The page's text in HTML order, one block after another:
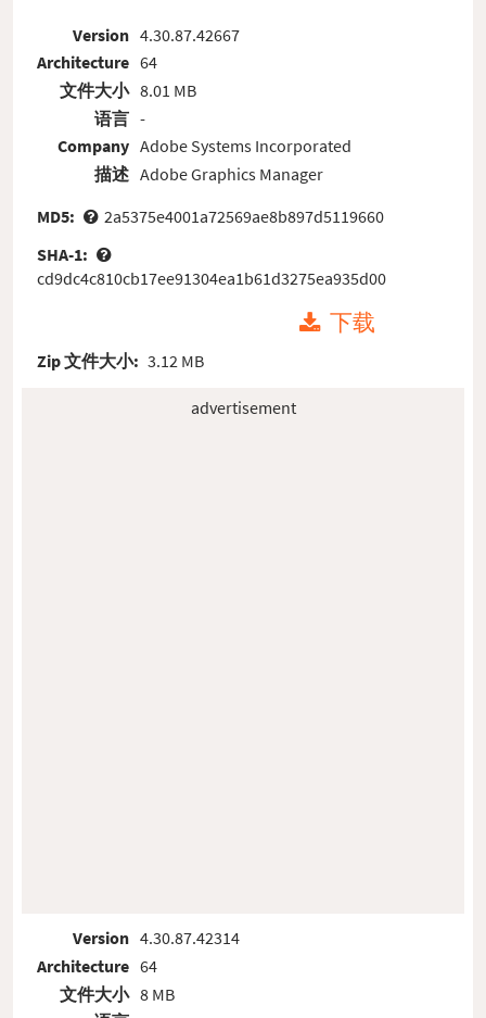
Version
Architecture
文件大小
语言
Company
描述
4.30.87.42667
64
8.01 MB
-
Adobe Systems Incorporated
Adobe Graphics Manager
MD5:
2a5375e4001a72569ae8b897d5119660
SHA-1:
cd9dc4c810cb17ee91304ea1b61d3275ea935d00
下载
Zip 文件大小: 3.12 MB
advertisement
Version
Architecture
文件大小
4.30.87.42314
64
8 MB